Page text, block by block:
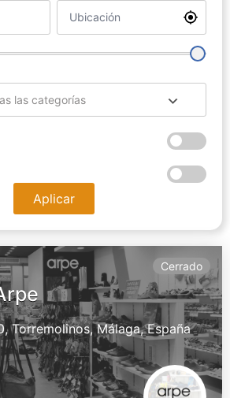
las categorías
Aplicar
Cerrado
Torremolinos,Málaga,España